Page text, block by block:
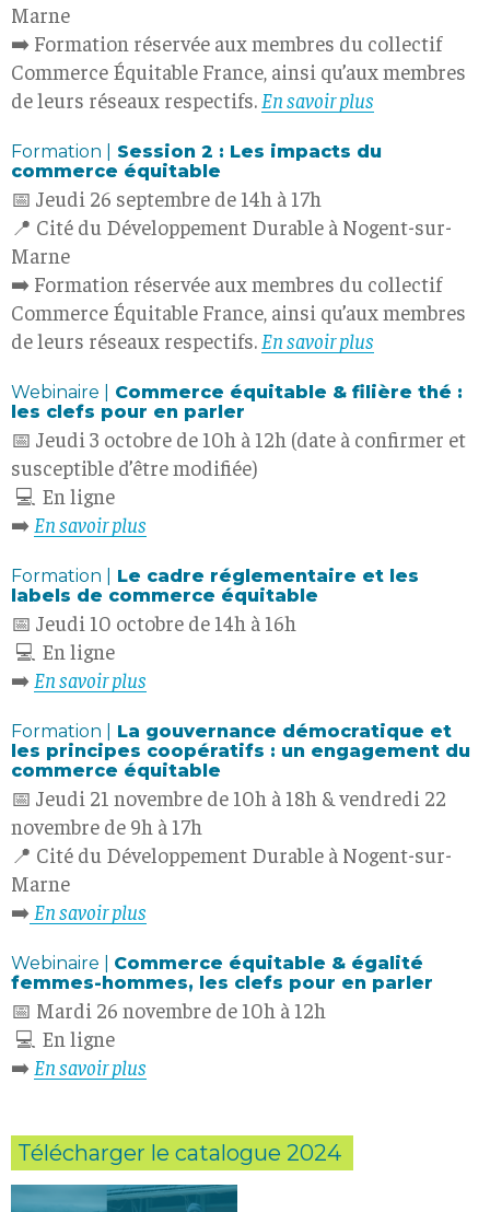
Marne
➡️ Formation réservée aux membres du collectif
Commerce Équitable France, ainsi qu’aux membres
de leurs réseaux respectifs. En savoir plus
Formation |
Session 2 : Les impacts du
commerce équitable
📅 Jeudi 26 septembre de 14h à 17h
📍 Cité du Développement Durable à Nogent-sur-
Marne
➡️ Formation réservée aux membres du collectif
Commerce Équitable France, ainsi qu’aux membres
de leurs réseaux respectifs. En savoir plus
Webinaire |
Commerce équitable & filière thé :
les clefs pour en parler
📅 Jeudi 3 octobre de 10h à 12h (date à confirmer et
susceptible d’être modifiée)
💻 En ligne
➡️ En savoir plus
Formation |
Le cadre réglementaire et les
labels de commerce équitable
📅 Jeudi 10 octobre de 14h à 16h
💻 En ligne
➡️ En savoir plus
Formation |
La gouvernance démocratique et
les principes coopératifs : un engagement du
commerce équitable
📅 Jeudi 21 novembre de 10h à 18h & vendredi 22
novembre de 9h à 17h
📍 Cité du Développement Durable à Nogent-sur-
Marne
➡️ En savoir plus
Webinaire | Commerce équitable & égalité
femmes-hommes, les clefs pour en parler
📅 Mardi 26 novembre de 10h à 12h
💻 En ligne
➡️ En savoir plus
Télécharger le catalogue 2024